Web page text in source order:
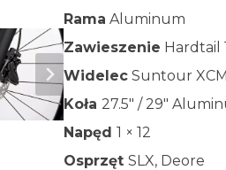
Rama Aluminum
Zawieszenie Hardtail
WidelecSuntour XCM
Koła 27.5″ / 29″
Napęd 1 × 12
Osprzęt SLX, Deore